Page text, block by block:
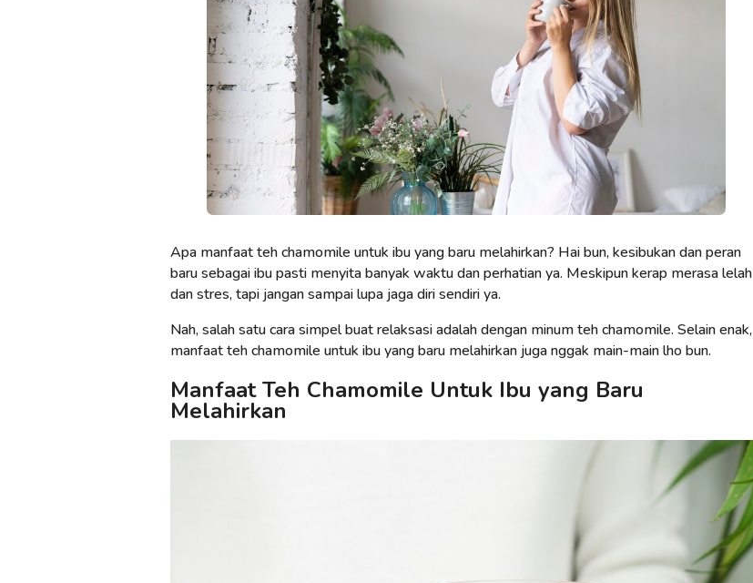
Apa manfaat teh chamomile untuk ibu yang baru melahirkan? Hai bun, kesibukan dan peran
baru sebagai ibu pasti menyita banyak waktu dan perhatian ya. Meskipun kerap merasa lelah
dan stres, tapi jangan sampai lupa jaga diri sendiri ya.
Nah, salah satu cara simpel buat relaksasi adalah dengan minum teh chamomile. Selain enak,
manfaat teh chamomile untuk ibu yang baru melahirkan juga nggak main-main lho bun.
Manfaat Teh Chamomile Untuk Ibu yang Baru
Melahirkan